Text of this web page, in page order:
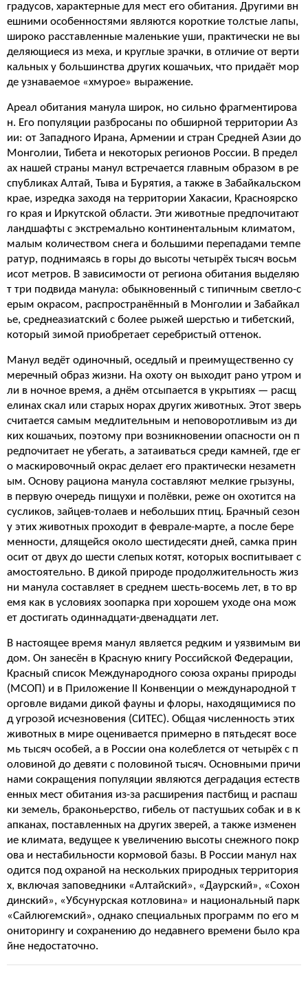
градусов, характерные для мест его обитания. Другими вн
ешними особенностями являются короткие толстые лапы,
широко расставленные маленькие уши, практически не вы
деляющиеся из меха, и круглые зрачки, в отличие от верти
кальных у большинства других кошачьих, что придаёт мор
де узнаваемое «хмурое» выражение.
Ареал обитания манула широк, но сильно фрагментирова
н. Его популяции разбросаны по обширной территории Аз
ии: от Западного Ирана, Армении и стран Средней Азии до
Монголии, Тибета и некоторых регионов России. В предел
ах нашей страны манул встречается главным образом в ре
спубликах Алтай, Тыва и Бурятия, а также в Забайкальском
крае, изредка заходя на территории Хакасии, Красноярско
го края и Иркутской области. Эти животные предпочитают
ландшафты с экстремально континентальным климатом,
малым количеством снега и большими перепадами темпе
ратур, поднимаясь в горы до высоты четырёх тысяч восьм
исот метров. В зависимости от региона обитания выделяю
т три подвида манула: обыкновенный с типичным светло-с
ерым окрасом, распространённый в Монголии и Забайкал
ье, среднеазиатский с более рыжей шерстью и тибетский,
который зимой приобретает серебристый оттенок.
Манул ведёт одиночный, оседлый и преимущественно су
меречный образ жизни. На охоту он выходит рано утром и
ли в ночное время, а днём отсыпается в укрытиях — расщ
елинах скал или старых норах других животных. Этот зверь
считается самым медлительным и неповоротливым из ди
ких кошачьих, поэтому при возникновении опасности он п
редпочитает не убегать, а затаиваться среди камней, где ег
о маскировочный окрас делает его практически незаметн
ым. Основу рациона манула составляют мелкие грызуны,
в первую очередь пищухи и полёвки, реже он охотится на
сусликов, зайцев-толаев и небольших птиц. Брачный сезон
у этих животных проходит в феврале-марте, а после бере
менности, длящейся около шестидесяти дней, самка прин
осит от двух до шести слепых котят, которых воспитывает с
амостоятельно. В дикой природе продолжительность жиз
ни манула составляет в среднем шесть-восемь лет, в то вр
емя как в условиях зоопарка при хорошем уходе она мож
ет достигать одиннадцати-двенадцати лет.
В настоящее время манул является редким и уязвимым ви
дом. Он занесён в Красную книгу Российской Федерации,
Красный список Международного союза охраны природы
(МСОП) и в Приложение II Конвенции о международной т
орговле видами дикой фауны и флоры, находящимися по
д угрозой исчезновения (СИТЕС). Общая численность этих
животных в мире оценивается примерно в пятьдесят восе
мь тысяч особей, а в России она колеблется от четырёх с п
оловиной до девяти с половиной тысяч. Основными причи
нами сокращения популяции являются деградация естеств
енных мест обитания из-за расширения пастбищ и распаш
ки земель, браконьерство, гибель от пастушьих собак и в к
апканах, поставленных на других зверей, а также изменен
ие климата, ведущее к увеличению высоты снежного покр
ова и нестабильности кормовой базы. В России манул нах
одится под охраной на нескольких природных территория
х, включая заповедники «Алтайский», «Даурский», «Сохон
динский», «Убсунурская котловина» и национальный парк
«Сайлюгемский», однако специальных программ по его м
ониторингу и сохранению до недавнего времени было кра
йне недостаточно.